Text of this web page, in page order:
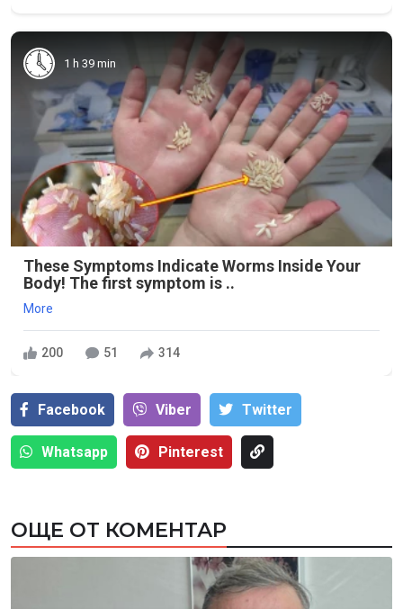
1 h 39 min
These Symptoms Indicate Worms Inside Your
Body! The first symptom is ..
More
200 51 314
Facebook Viber Тwitter
Whatsapp Pinterest
ОЩЕ ОТ КОМЕНТАР